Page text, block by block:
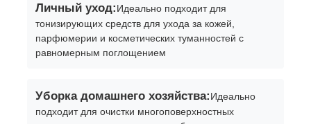
бутылка косметического лосьона
Косметическая бутылка капельницы
Косметическая бутылка ролика
Личный уход:Идеально подходит для
тонизирующих средств для ухода за кожей,
парфюмерии и косметических туманностей с
равномерным поглощением
Уборка домашнего хозяйства:Идеально
подходит для очистки многоповерхностных